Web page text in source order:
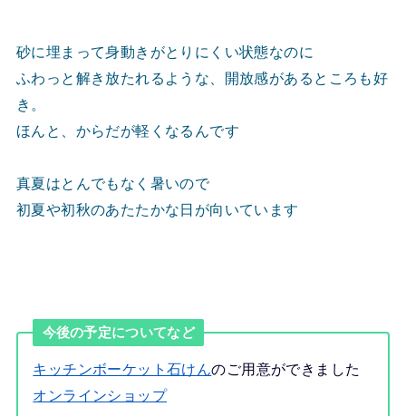
砂に埋まって身動きがとりにくい状態なのに
ふわっと解き放たれるような、開放感があるところも好
き。
ほんと、からだが軽くなるんです
真夏はとんでもなく暑いので
初夏や初秋のあたたかな日が向いています
今後の予定についてなど
キッチンボーケット石けんのご用意ができました
オンラインショップ